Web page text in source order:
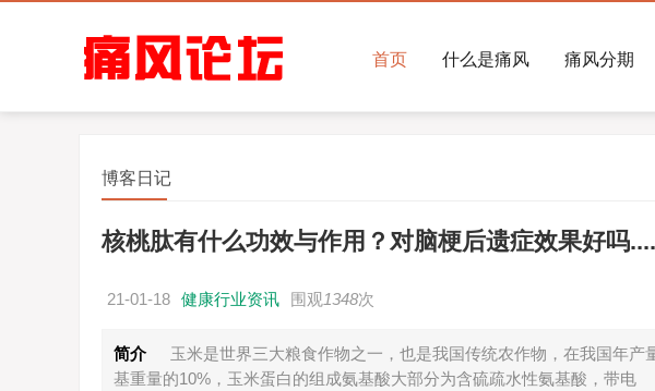
首页 什么是痛风 痛风分期
博客日记
核桃肽有什么功效与作用？对脑梗后遗症效果好吗
21-01-18 健康行业资讯 围观 1348次
简介
玉米是世界三大粮食作物之一，也是我国传统农作物，在我国年
基重量的10%，玉米蛋白的组成氨基酸大部分为含硫疏水性氨基酸，带电